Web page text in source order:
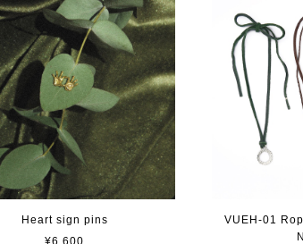
Heart sign pins
¥6,600
VUEH-01